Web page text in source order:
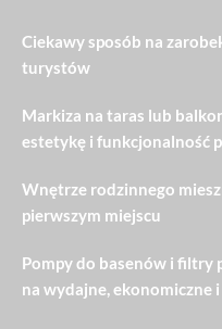
Ciekawy sposób na
turystów
Markiza na taras lub
estetykę i funkcjonalność
Wnętrze rodzinnego
pierwszym miejscu
Pompy do basenów i filtry
na wydajne, ekonomiczne